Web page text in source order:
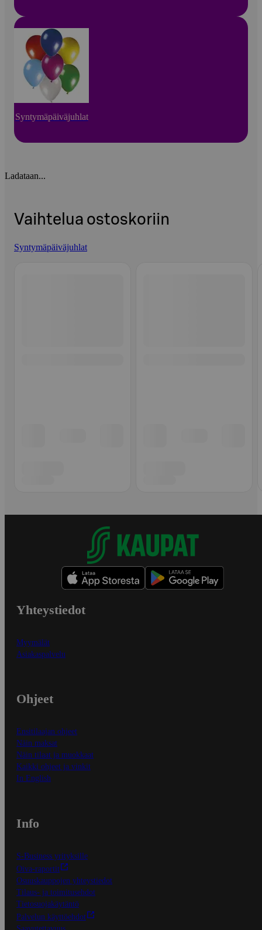
Syntymäpäiväjuhlat
Ladataan...
Vaihtelua ostoskoriin
Syntymäpäiväjuhlat
Yhteystiedot
Myymälät
Asiakaspalvelu
Ohjeet
Ensitilaajan ohjeet
Näin maksat
Näin tilaat ja muokkaat
Kaikki ohjeet ja vinkit
In English
Info
S-Business yrityksille
Oiva-raportit
Osuuskauppojen yhteystiedot
Tilaus- ja toimitusehdot
Tietosuojakäytäntö
Palvelun käyttöehdot